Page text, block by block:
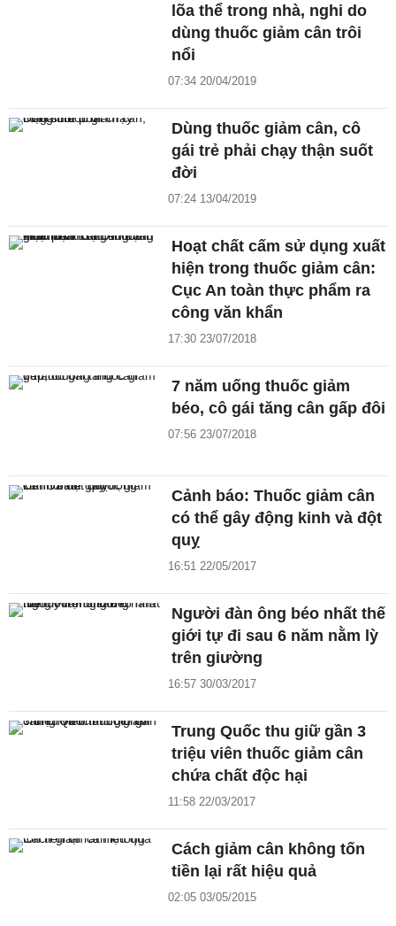
lõa thể trong nhà, nghi do
dùng thuốc giảm cân trôi
nổi
07:34 20/04/2019
Dùng thuốc giảm cân, cô
gái trẻ phải chạy thận suốt
đời
07:24 13/04/2019
Hoạt chất cấm sử dụng xuất
hiện trong thuốc giảm cân:
Cục An toàn thực phẩm ra
công văn khẩn
17:30 23/07/2018
7 năm uống thuốc giảm
béo, cô gái tăng cân gấp đôi
07:56 23/07/2018
Cảnh báo: Thuốc giảm cân
có thể gây động kinh và đột
quỵ
16:51 22/05/2017
Người đàn ông béo nhất thế
giới tự đi sau 6 năm nằm lỳ
trên giường
16:57 30/03/2017
Trung Quốc thu giữ gần 3
triệu viên thuốc giảm cân
chứa chất độc hại
11:58 22/03/2017
Cách giảm cân không tốn
tiền lại rất hiệu quả
02:05 03/05/2015